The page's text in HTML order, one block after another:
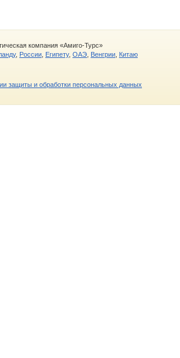
компания «Амиго-Турс»
, России Египету, ОАЭ Венгрии Китаю
защиты и обработки персональных данных